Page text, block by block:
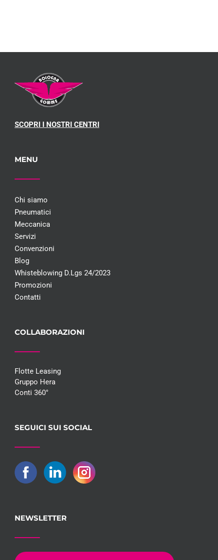
SCOPRI I NOSTRI CENTRI
MENU
Chi siamo
Pneumatici
Meccanica
Servizi
Convenzioni
Blog
Whisteblowing D.Lgs 24/2023
Promozioni
Contatti
COLLABORAZIONI
Flotte Leasing
Gruppo Hera
Conti 360°
SEGUICI SUI SOCIAL
NEWSLETTER